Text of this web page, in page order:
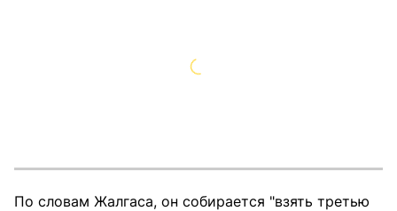
По словам Жалгаса, он собирается "взять третью